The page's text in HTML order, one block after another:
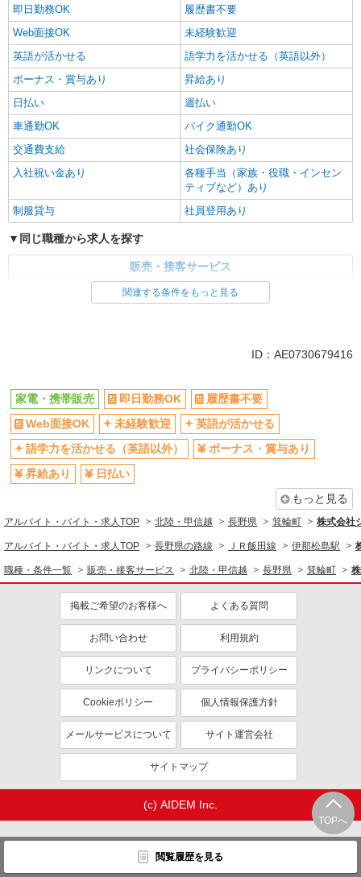
即日勤務OK
履歴書不要
Web面接OK
未経験歓迎
英語が活かせる
語学力を活かせる（英語以外）
ボーナス・賞与あり
昇給あり
日払い
週払い
車通勤OK
バイク通勤OK
交通費支給
社会保険あり
入社祝い金あり
各種手当（家族・役職・インセン
ティブなど）あり
制服貸与
社員登用あり
同じ職種から求人を探す
販売・接客サービス
車通勤OK
交通費支給
社会保険あり
社員登用あり
関連する条件をもっと見る
ID：AE0730679416
TOPへ
閲覧履歴を見る
家電・携帯販売 即日勤務OK
履歴書不要
Web面接OK
未経験歓迎
英語が活かせる
語学力を活かせる（英語以外）
ボーナス・賞与あり
昇給あり
日払い
もっと見る
アルバイト・バイト・求人TOP 北陸・甲信越 長野県 箕輪町 株式会社
アルバイト・バイト・求人TOP 長野県の路線 ＪＲ飯田線 伊那松島駅
職種・条件一覧 販売・接客サービス 北陸・甲信越 長野県 箕輪町
掲載ご希望のお客様へ よくある質問
お問い合わせ 利用規約
リンクについて プライバシーポリシー
Cookieポリシー 個人情報保護方針
メールサービスについて サイト運営会社
サイトマップ
(c) AIDEM Inc.